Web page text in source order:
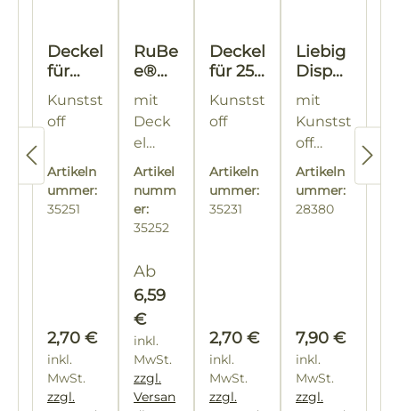
Deckel
für
RuBee
®
Honig
20kg &
25kg
Kunstst
off
Artikeln
ummer:
35251
Regulärer Preis:
2,70 €
inkl.
MwSt.
zzgl.
RuBe
e®
Honi
geim
er
25kg
mit
Deck
el
und
Metall
bügel
natur-
weiß
Artikel
numm
er:
35252
Regulärer Preis:
Ab
6,59
€
inkl.
MwSt.
zzgl.
Versan
Deckel
für 25
kg
Eimer
Kunstst
off
Artikeln
ummer:
35231
Regulärer Preis:
2,70 €
inkl.
MwSt.
zzgl.
Liebig
Dispe
nser
mit
Kunstst
off
Tropffla
sche
200 ml
inkl.
Dochte
zum
Artikeln
ummer:
28380
Regulärer
7,90 €
inkl.
MwSt.
zzgl.